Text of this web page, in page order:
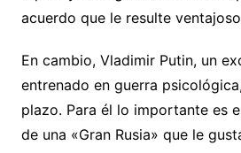
acuerdo que le resulte
En cambio, Vladimir Putin, un
entrenado en guerra
plazo. Para él lo importante es
de una «Gran Rusia» que le